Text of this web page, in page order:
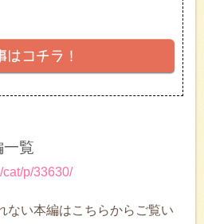
一覧
cat/p/33630/
ない本編はこちらからご覧い